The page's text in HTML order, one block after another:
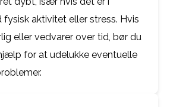
aktivitet eller stress. Hvis
eller vedvarer over tid, bør du
for at udelukke eventuelle